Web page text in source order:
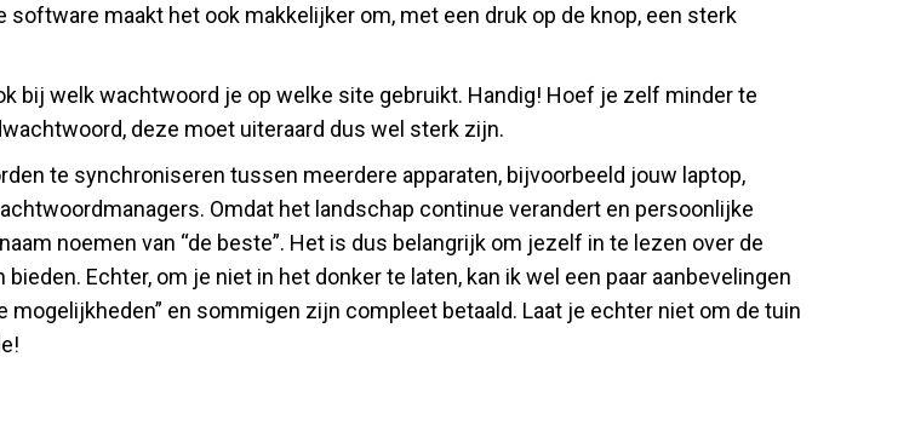
maakt het ook makkelijker om, met een druk op de knop, een sterk
bij welk wachtwoord je op welke site gebruikt. Handig! Hoef je zelf minder te
deze moet uiteraard dus wel sterk zijn.
te synchroniseren tussen meerdere apparaten, bijvoorbeeld jouw laptop,
Omdat het landschap continue verandert en persoonlijke
noemen van “de beste”. Het is dus belangrijk om jezelf in te lezen over de
Echter, om je niet in het donker te laten, kan ik wel een paar aanbevelingen
en sommigen zijn compleet betaald. Laat je echter niet om de tuin